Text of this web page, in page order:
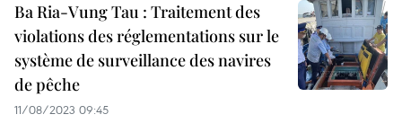
Ba Ria-Vung Tau : Traitement des
violations des réglementations sur le
système de surveillance des navires
de pêche
11/08/2023 09:45